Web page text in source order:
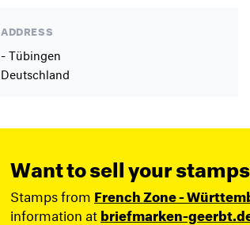
ADDRESS
- Tübingen
Deutschland
Want to sell your
Stamps from French Zone -
information atbriefmarken-